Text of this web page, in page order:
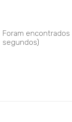
Foram encontrados
segundos)